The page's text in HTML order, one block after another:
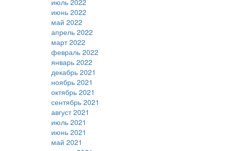
июль 2022
июнь 2022
май 2022
апрель 2022
март 2022
февраль 2022
январь 2022
декабрь 2021
ноябрь 2021
октябрь 2021
сентябрь 2021
август 2021
июль 2021
июнь 2021
май 2021